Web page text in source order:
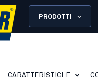
PRODOTTI
CARATTERISTICHE